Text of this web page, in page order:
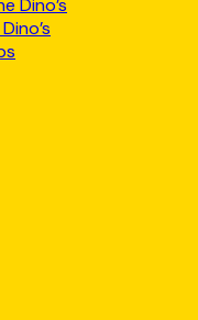
Dino’s